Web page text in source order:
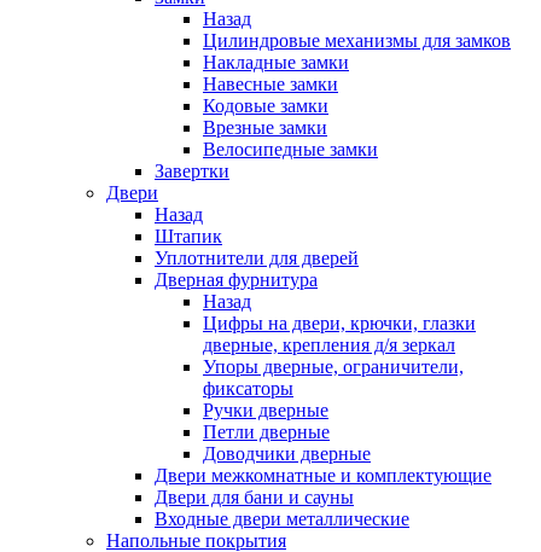
Назад
Цилиндровые механизмы для замков
Накладные замки
Навесные замки
Кодовые замки
Врезные замки
Велосипедные замки
Завертки
Двери
Назад
Штапик
Уплотнители для дверей
Дверная фурнитура
Назад
Цифры на двери, крючки, глазки
дверные, крепления д/я зеркал
Упоры дверные, ограничители,
фиксаторы
Ручки дверные
Петли дверные
Доводчики дверные
Двери межкомнатные и комплектующие
Двери для бани и сауны
Входные двери металлические
Напольные покрытия